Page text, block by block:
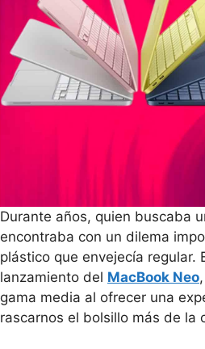
Durante años, quien buscaba
encontraba con un dilema
plástico que envejecía regular.
lanzamiento del MacBook Neo
gama media al ofrecer una
rascarnos el bolsillo más de la